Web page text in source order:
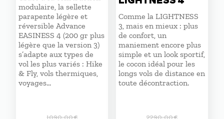
modulaire, la sellette
parapente légère et
réversible Advance
EASINESS 4 (200 gr plus
légère que la version 3)
s’adapte aux types de
vol les plus variés : Hike
& Fly, vols thermiques,
voyages…
1090,00€
Comme la LIGHTNESS
3, mais en mieux : plus
de confort, un
maniement encore plus
simple et un look sportif,
le cocon idéal pour les
longs vols de distance en
toute décontraction.
2290,00€